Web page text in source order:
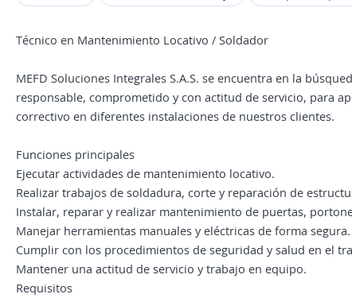
Técnico en Mantenimiento Locativo / Soldador
MEFD Soluciones Integrales S.A.S. se encuentra en la
responsable, comprometido y con actitud de servicio, para
correctivo en diferentes instalaciones de nuestros clientes.
Funciones principales
Ejecutar actividades de mantenimiento locativo.
Realizar trabajos de soldadura, corte y reparación de
Instalar, reparar y realizar mantenimiento de puertas,
Manejar herramientas manuales y eléctricas de forma segura.
Cumplir con los procedimientos de seguridad y salud en el
Mantener una actitud de servicio y trabajo en equipo.
Requisitos